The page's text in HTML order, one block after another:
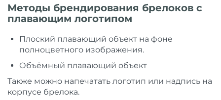
Методы брендирования брелоков с
плавающим логотипом
Плоский плавающий объект на фоне
полноцветного изображения.
Объёмный плавающий объект
Также можно напечатать логотип или надпись на
корпусе брелока.